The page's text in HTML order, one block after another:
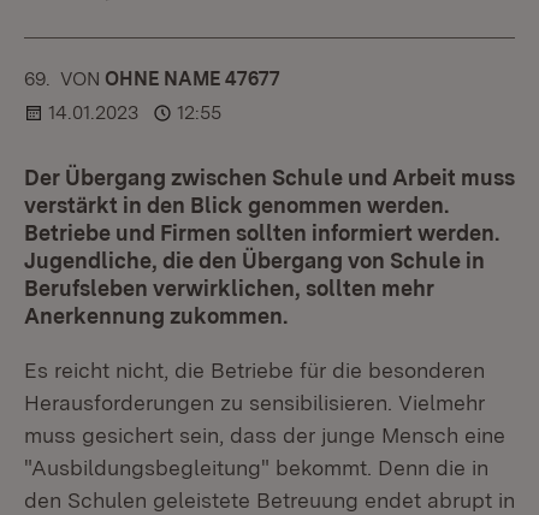
69. KOMMENTAR
VON :OHNE NAME 47677
14.01.2023
12:55
Der Übergang zwischen Schule und Arbeit muss
verstärkt in den Blick genommen werden.
Betriebe und Firmen sollten informiert werden.
Jugendliche, die den Übergang von Schule in
Berufsleben verwirklichen, sollten mehr
Anerkennung zukommen.
Es reicht nicht, die Betriebe für die besonderen
Herausforderungen zu sensibilisieren. Vielmehr
muss gesichert sein, dass der junge Mensch eine
"Ausbildungsbegleitung" bekommt. Denn die in
den Schulen geleistete Betreuung endet abrupt in